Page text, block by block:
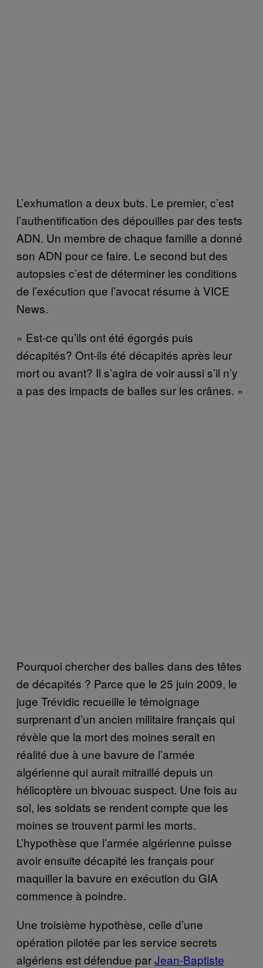
L’exhumation a deux buts. Le premier, c’est
l’authentification des dépouilles par des tests
ADN. Un membre de chaque famille a donné
son ADN pour ce faire. Le second but des
autopsies c’est de déterminer les conditions
de l’exécution que l’avocat résume à VICE
News.
« Est-ce qu’ils ont été égorgés puis
décapités? Ont-ils été décapités après leur
mort ou avant? Il s’agira de voir aussi s’il n’y
a pas des impacts de balles sur les crânes. »
Pourquoi chercher des balles dans des têtes
de décapités ? Parce que le 25 juin 2009, le
juge Trévidic recueille le témoignage
surprenant d’un ancien militaire français qui
révèle que la mort des moines serait en
réalité due à une bavure de l’armée
algérienne qui aurait mitraillé depuis un
hélicoptère un bivouac suspect. Une fois au
sol, les soldats se rendent compte que les
moines se trouvent parmi les morts.
L’hypothèse que l’armée algérienne puisse
avoir ensuite décapité les français pour
maquiller la bavure en exécution du GIA
commence à poindre.
Une troisième hypothèse, celle d’une
opération pilotée par les service secrets
algériens est défendue parJean-Baptiste